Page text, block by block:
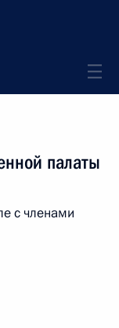
палаты
с членами